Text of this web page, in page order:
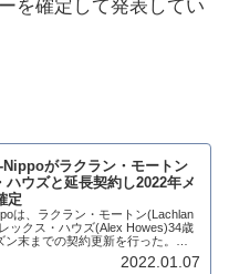
を確定して発表してい
がラクラン・モートン
ハウズと延長契約し2022年メ
定
は、ラクラン・モートン(Lachlan
ックス・ハウズ(Alex Howes)34歳
ン末までの契約更新を行った。ラ
と、アレックス・ハウズはチー...
2022.01.07